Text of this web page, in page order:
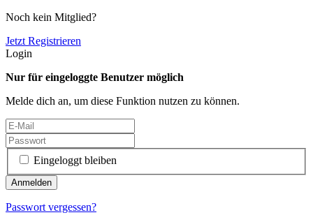
Noch kein Mitglied?
Jetzt Registrieren
Login
Nur für eingeloggte Benutzer möglich
Melde dich an, um diese Funktion nutzen zu können.
Eingeloggt bleiben
Passwort vergessen?